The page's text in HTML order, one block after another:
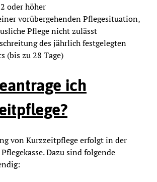
oder höher
vorübergehenden Pflegesituation,
Pflege nicht zulässt
des jährlich festgelegten
(bis zu 28 Tage)
ich
von Kurzzeitpflege erfolgt in der
Dazu sind folgende